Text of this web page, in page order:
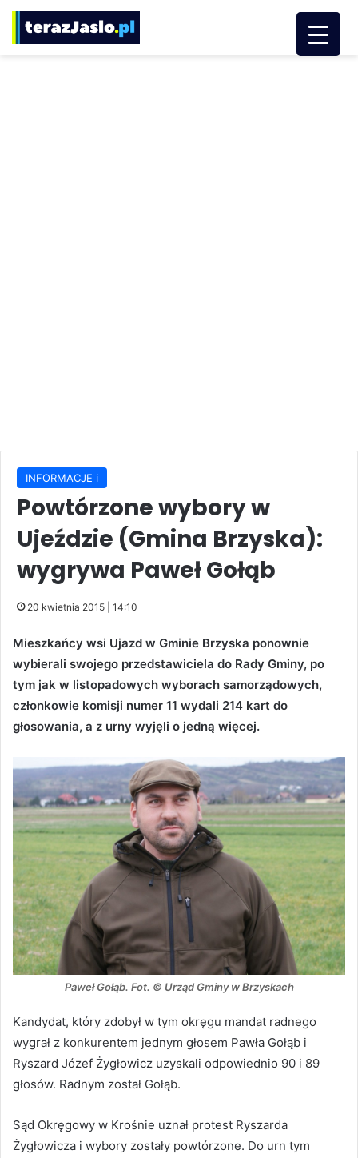
INFORMACJE ℹ️
Powtórzone wybory w
Ujeździe (Gmina Brzyska):
wygrywa Paweł Gołąb
20 kwietnia 2015 | 14:10
Mieszkańcy wsi Ujazd w Gminie Brzyska ponownie
wybierali swojego przedstawiciela do Rady Gminy, po
tym jak w listopadowych wyborach samorządowych,
członkowie komisji numer 11 wydali 214 kart do
głosowania, a z urny wyjęli o jedną więcej.
Paweł Gołąb. Fot. © Urząd Gminy w Brzyskach
Kandydat, który zdobył w tym okręgu mandat radnego
wygrał z konkurentem jednym głosem Pawła Gołąb i
Ryszard Józef Żygłowicz uzyskali odpowiednio 90 i 89
głosów. Radnym został Gołąb.
Sąd Okręgowy w Krośnie uznał protest Ryszarda
Żygłowicza i wybory zostały powtórzone. Do urn tym